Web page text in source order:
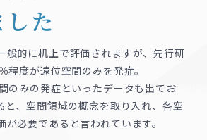
般的に机上で評価されますが、先行研
程度が遠位空間のみを発症。
のみの発症といったデータも出てお
と、空間領域の概念を取り入れ、各空
必要であると言われています。